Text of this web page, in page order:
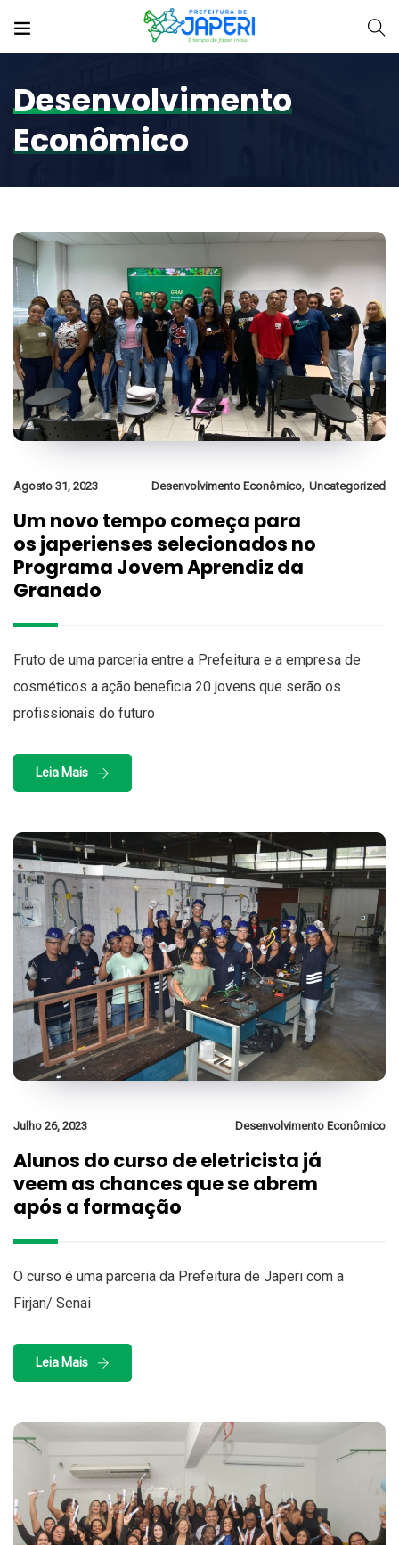
Desenvolvimento
Econômico
Agosto 31, 2023 Desenvolvimento Econômico, Uncategorized
Um novo tempo começa para
os japerienses selecionados no
Programa Jovem Aprendiz da
Granado
Fruto de uma parceria entre a Prefeitura e a empresa de
cosméticos a ação beneficia 20 jovens que serão os
profissionais do futuro
Leia Mais
Julho 26, 2023 Desenvolvimento Econômico
Alunos do curso de eletricista já
veem as chances que se abrem
após a formação
O curso é uma parceria da Prefeitura de Japeri com a
Firjan/ Senai
Leia Mais